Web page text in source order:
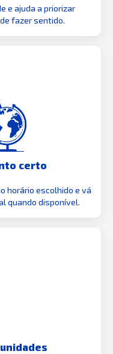
e ajuda a priorizar
fazer sentido.
certo
horário escolhido e vá
quando disponível.